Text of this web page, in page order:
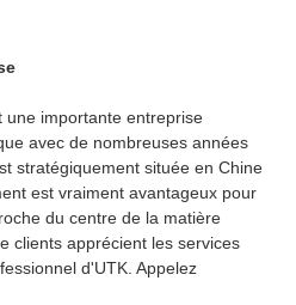
une importante entreprise
avec de nombreuses années
stratégiquement située en Chine
est vraiment avantageux pour
du centre de la matière
clients apprécient les services
d'UTK. Appelez